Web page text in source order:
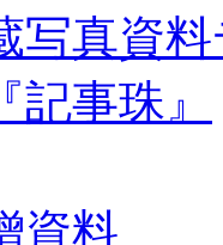
写真資
事珠』
資料